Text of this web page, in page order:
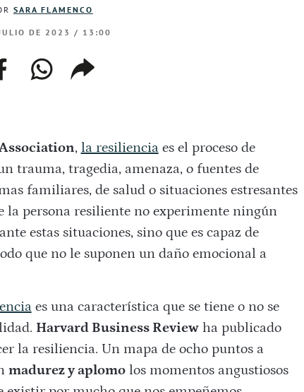
SARA FLAMENCO
DE 2023 / 13:00
whatsapp
web
copiar
enlace
, la resilienciaes el proceso de
trauma, tragedia, amenaza, o fuentes de
familiares, de salud o situaciones estresantes
la persona resiliente no experimente ningún
estas situaciones, sino que es capaz de
que no le suponen un daño emocional a
es una característica que se tiene o no se
Harvard Business Reviewha publicado
la resiliencia. Un mapa de ocho puntos a
madurez y aplomolos momentos angustiosos